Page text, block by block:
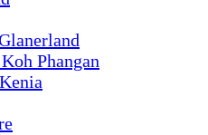
Phangan